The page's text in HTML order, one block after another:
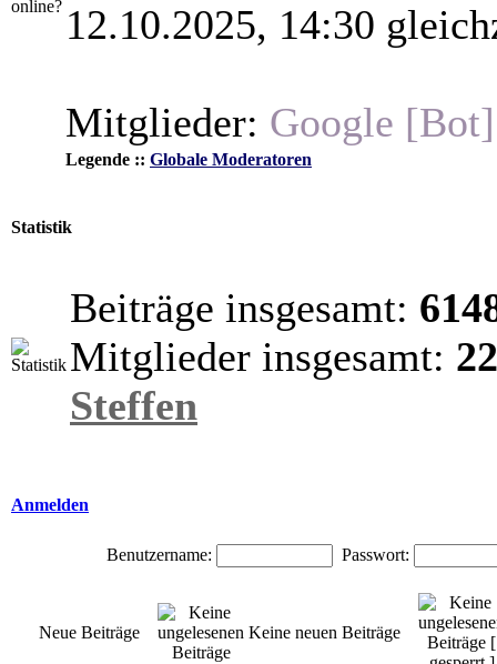
12.10.2025, 14:30
Mitglieder: Google [Bot]
Legende :: Globale Moderatoren
Statistik
Beiträge insgesamt:
Mitglieder insgesamt:
Steffen
Anmelden
Benutzername: Passwort:
Neue Beiträge Keine neuen Beiträge